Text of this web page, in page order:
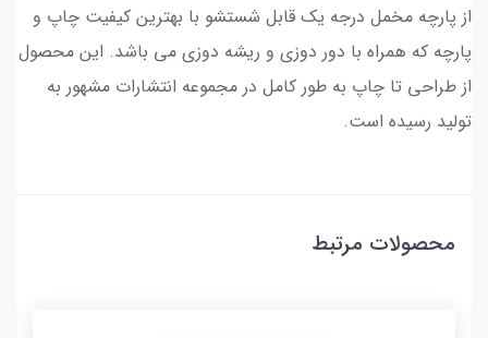
از پارچه مخمل درجه یک قابل شستشو با بهترین کیفیت چاپ و
پارچه که همراه با دور دوزی و ریشه دوزی می باشد. این محصول
از طراحی تا چاپ به طور کامل در مجموعه انتشارات مشهور به
تولید رسیده است.
محصولات مرتبط